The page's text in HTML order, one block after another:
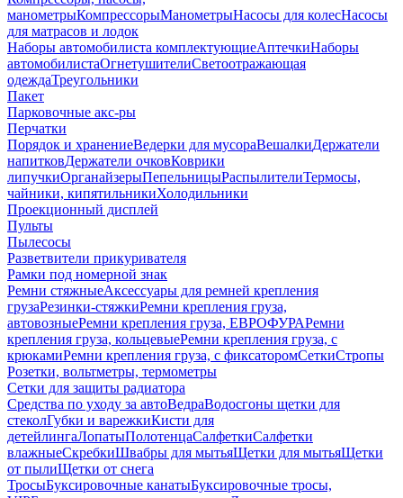
манометрыКомпрессорыМанометрыНасосы для колесНасосы
для матрасов и лодок
Наборы автомобилиста комплектующиеАптечкиНаборы
автомобилистаОгнетушителиСветоотражающая
одеждаТреугольники
Пакет
Парковочные акс-ры
Перчатки
Порядок и хранениеВедерки для мусораВешалкиДержатели
напитковДержатели очковКоврики
липучкиОрганайзерыПепельницыРаспылителиТермосы,
чайники, кипятильникиХолодильники
Проекционный дисплей
Пульты
Пылесосы
Разветвители прикуривателя
Рамки под номерной знак
Ремни стяжныеАксессуары для ремней крепления
грузаРезинки-стяжкиРемни крепления груза,
автовозныеРемни крепления груза, ЕВРОФУРАРемни
крепления груза, кольцевыеРемни крепления груза, с
крюкамиРемни крепления груза, с фиксаторомСеткиСтропы
Розетки, вольтметры, термометры
Сетки для защиты радиатора
Средства по уходу за автоВедраВодосгоны щетки для
стеколГубки и варежкиКисти для
детейлингаЛопатыПолотенцаСалфеткиСалфетки
влажныеСкребкиШвабры для мытьяЩетки для мытьяЩетки
от пылиЩетки от снега
ТросыБуксировочные канатыБуксировочные тросы,